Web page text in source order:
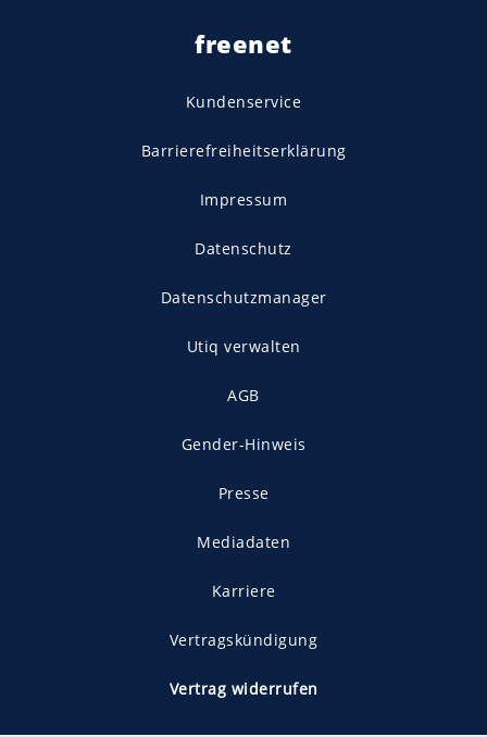
freenet
Kundenservice
Barrierefreiheitserklärung
Impressum
Datenschutz
Datenschutzmanager
Utiq verwalten
AGB
Gender-Hinweis
Presse
Mediadaten
Karriere
Vertragskündigung
Vertrag widerrufen